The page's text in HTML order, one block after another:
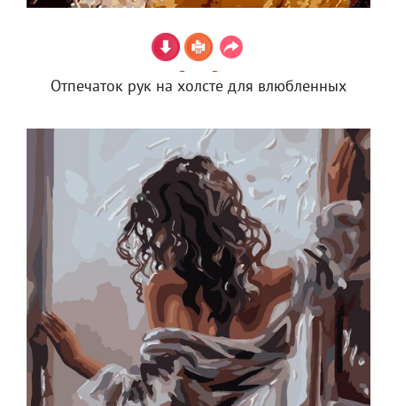
Отпечаток рук на холсте для влюбленных